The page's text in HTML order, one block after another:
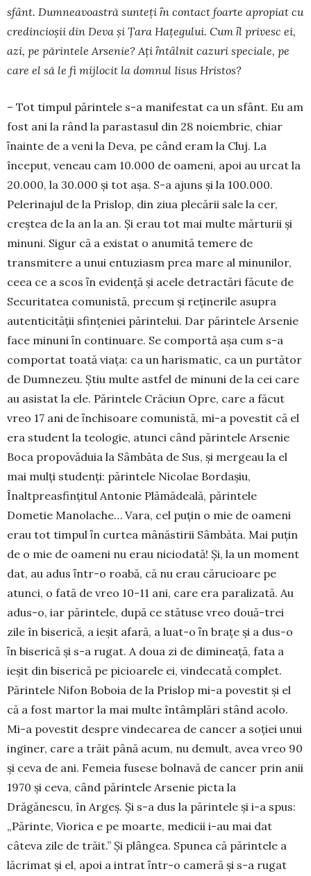
sfânt. Dumneavoastră sunteţi ȋn contact foarte apropiat cu
credincioşii din Deva și Țara Haţegului. Cum ȋl privesc ei,
azi, pe părintele Arsenie? Aţi ȋntâlnit cazuri speciale, pe
care el să le fi mijlocit la domnul Iisus Hristos?
– Tot timpul părintele s-a manifestat ca un sfânt. Eu am
fost ani la rând la parastasul din 28 noiem­brie, chiar
ȋnainte de a veni la Deva, pe când eram la Cluj. La
început, veneau cam 10.000 de oameni, apoi au urcat la
20.000, la 30.000 şi tot aşa. S-a ajuns și la 100.000.
Pelerinajul de la Prislop, din ziua plecării sale la cer,
creştea de la an la an. Şi erau tot mai multe mărturii şi
minuni. Sigur că a existat o anumită temere de
transmitere a unui entu­ziasm prea mare al minunilor,
ceea ce a scos ȋn evi­denţă şi acele detractări făcute de
Securitatea comu­nistă, precum şi reţinerile asupra
autenticităţii sfin­ţeniei părintelui. Dar părintele Arsenie
face minuni ȋn continuare. Se comportă aşa cum s-a
comportat toată viaţa: ca un harismatic, ca un purtător
de Dum­nezeu. Știu multe astfel de minuni de la cei care
au asistat la ele. Părintele Crăciun Opre, care a făcut
vreo 17 ani de ȋnchisoare comunistă, mi-a povestit că el
era student la teologie, atunci când părintele Arsenie
Boca propovăduia la Sâmbăta de Sus, şi mergeau la el
mai mulţi studenţi: părintele Nicolae Bordaşiu,
Înaltpreasfinţitul Antonie Plămă­deală, părintele
Dometie Manolache… Vara, cel pu­ţin o mie de oameni
erau tot timpul ȋn curtea mâ­năs­tirii Sâmbăta. Mai puţin
de o mie de oameni nu erau niciodată! Și, la un moment
dat, au adus ȋntr-o roabă, că nu erau cărucioare pe
atunci, o fată de vreo 10-11 ani, care era paralizată. Au
adus-o, iar pă­rintele, după ce stătuse vreo două-trei
zile în biserică, a ieşit afară, a luat-o ȋn braţe şi a dus-o
ȋn biserică şi s-a rugat. A doua zi de dimineaţă, fata a
ieşit din biserică pe picioarele ei, vindecată com­plet.
Părintele Nifon Boboia de la Prislop mi-a po­vestit și el
că a fost martor la mai multe întâmplări stând acolo.
Mi-a povestit despre vindecarea de cancer a soţiei unui
inginer, care a trăit până acum, nu demult, avea vreo 90
şi ceva de ani. Femeia fu­sese bolnavă de cancer prin anii
1970 şi ceva, când părintele Arsenie picta la
Drăgănescu, în Argeș. Și s-a dus la părintele şi i-a spus:
„Părinte, Viorica e pe moarte, medicii i-au mai dat
câteva zile de trăit.” Şi plângea. Spunea că părintele a
lăcrimat şi el, apoi a intrat ȋntr-o cameră şi s-a rugat